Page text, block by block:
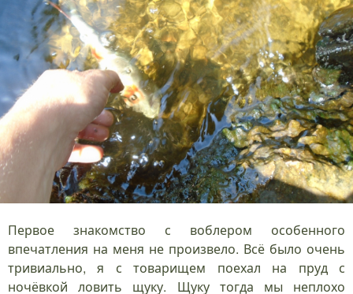
Первое знакомство с воблером особенного
впечатления на меня не произвело. Всё было очень
тривиально, я с товарищем поехал на пруд с
ночёвкой ловить щуку. Щуку тогда мы неплохо